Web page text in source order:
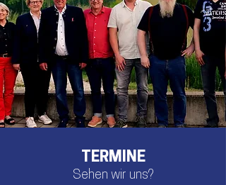
TERMINE
Sehen wir uns?